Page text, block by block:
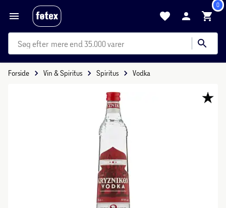
0
mere end 35.000 varer
Forside Vin & Spiritus Spiritus Vodka